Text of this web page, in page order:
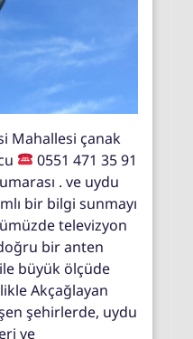
Mahallesi çanak
0551 471 35 91
. ve uydu
bir bilgi sunmayı
televizyon
bir anten
büyük ölçüde
Akçağlayan
şehirlerde, uydu
ve